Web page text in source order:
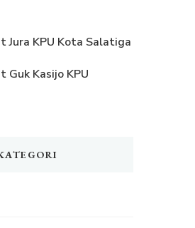
Jura KPU Kota Salatiga
Guk Kasijo KPU